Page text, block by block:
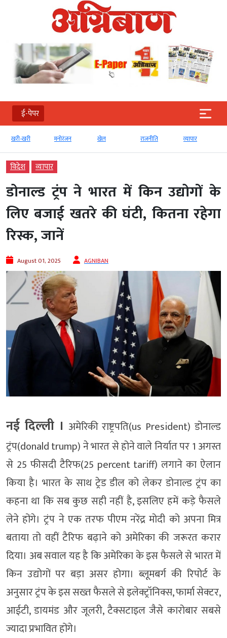
ई-पेपर
खरी-खरी मनोरंजन खेल राजनीति व्‍यापार
विदेश व्‍यापार
डोनाल्ड ट्रंप ने भारत में किन उद्योगों के
लिए बजाई खतरे की घंटी, कितना रहेगा
रिस्क, जानें
August 01, 2025 AGNIBAN
नई दिल्‍ली । अमेरिकी राष्ट्रपति(us President) डोनाल्ड
ट्रंप(donald trump) ने भारत से होने वाले निर्यात पर 1 अगस्त
से 25 फीसदी टैरिफ(25 percent tariff) लगाने का ऐलान
किया है। भारत के साथ ट्रेड डील को लेकर डोनाल्ड ट्रंप का
कहना था कि सब कुछ सही नहीं है, इसलिए हमें कड़े फैसले
लेने होंगे। ट्रंप ने एक तरफ पीएम नरेंद्र मोदी को अपना मित्र
बताया तो वहीं टैरिफ बढ़ाने को अमेरिका की जरूरत करार
दिया। अब सवाल यह है कि अमेरिका के इस फैसले से भारत में
किन उद्योगों पर बड़ा असर होगा। ब्लूमबर्ग की रिपोर्ट के
अनुसार ट्रंप के इस सख्त फैसले से इलेक्ट्रॉनिक्स, फार्मा सेक्टर,
आईटी, डायमंड और जूलरी, टैक्सटाइल जैसे कारोबार सबसे
ज्यादा प्रभावित होंगे।